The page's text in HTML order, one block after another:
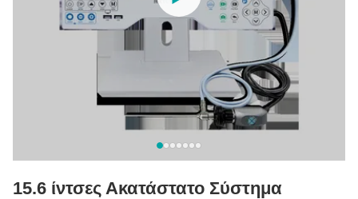
15.6 ίντσες Ακατάστατο Σύστημα